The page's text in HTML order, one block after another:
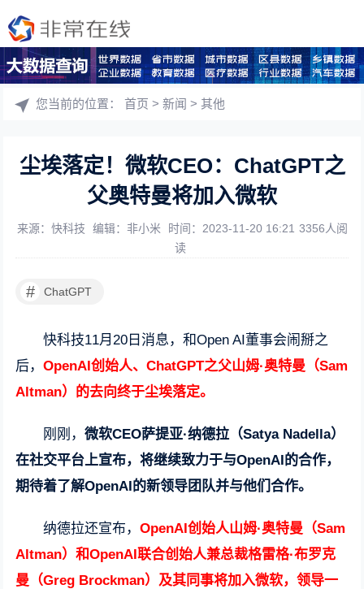
您当前的位置：首页 >新闻 >其他
尘埃落定！微软CEO：ChatGPT之
父奥特曼将加入微软
来源：快科技 编辑：非小米 时间：2023-11-20 16:21 3356人阅
读
# ChatGPT
快科技11月20日消息，和Open AI董事会闹掰之
后，OpenAI创始人、ChatGPT之父山姆·奥特曼（Sam
Altman）的去向终于尘埃落定。
刚刚，微软CEO萨提亚·纳德拉（Satya Nadella）
在社交平台上宣布，将继续致力于与OpenAI的合作，
期待着了解OpenAI的新领导团队并与他们合作。
纳德拉还宣布，OpenAI创始人山姆·奥特曼（Sam
Altman）和OpenAI联合创始人兼总裁格雷格·布罗克
曼（Greg Brockman）及其同事将加入微软，领导一